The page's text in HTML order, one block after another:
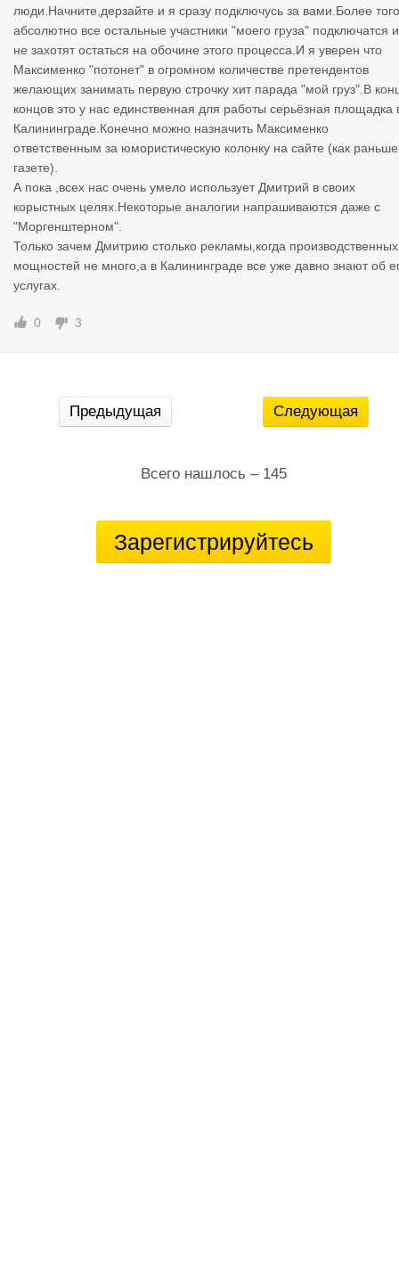
люди.Начните,дерзайте и я сразу подключусь за вами.Более
абсолютно все остальные участники "моего груза" подключатся и
не захотят остаться на обочине этого процесса.И я уверен что
Максименко "потонет" в огромном количестве претендентов
желающих занимать первую строчку хит парада "мой груз".В
концов это у нас единственная для работы серьёзная площадка
Калининграде.Конечно можно назначить Максименко
ответственным за юмористическую колонку на сайте (как
газете).
А пока ,всех нас очень умело использует Дмитрий в своих
корыстных целях.Некоторые аналогии напрашиваются даже с
"Моргенштерном".
Только зачем Дмитрию столько рекламы,когда производственных
мощностей не много,а в Калининграде все уже давно знают об
услугах.
0 3
Предыдущая Следующая
Всего нашлось – 145
Зарегистрируйтесь